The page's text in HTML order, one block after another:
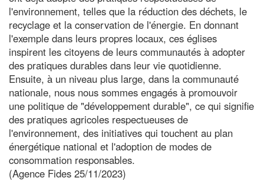
l'environnement, telles que la réduction des déchets, le
recyclage et la conservation de l'énergie. En donnant
l'exemple dans leurs propres locaux, ces églises
inspirent les citoyens de leurs communautés à adopter
des pratiques durables dans leur vie quotidienne.
Ensuite, à un niveau plus large, dans la communauté
nationale, nous nous sommes engagés à promouvoir
une politique de "développement durable", ce qui signifie
des pratiques agricoles respectueuses de
l'environnement, des initiatives qui touchent au plan
énergétique national et l'adoption de modes de
consommation responsables.
(Agence Fides 25/11/2023)